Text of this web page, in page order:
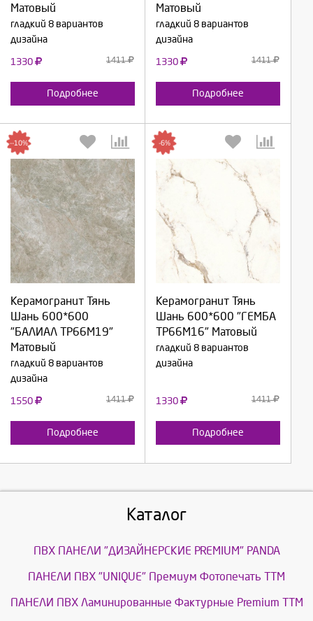
Матовый
гладкий 8 вариантов
дизайна
1330 1411
Подробнее
Матовый
гладкий 8 вариантов
дизайна
1330 1411
Подробнее
Керамогранит Тянь
Шань 600*600
"БАЛИАЛ TP66M19"
Матовый
гладкий 8 вариантов
дизайна
--10%
1550 1411
Подробнее
Выберите количество:
Продолжить
Керамогранит Тянь
Шань 600*600 "ГЕМБА
TP66M16" Матовый
гладкий 8 вариантов
дизайна
-6%
1330 1411
Подробнее
Выберите количество:
Продолжить
Отмена
Каталог
ПВХ ПАНЕЛИ "ДИЗАЙНЕРСКИЕ PREMIUM" PANDA
ПАНЕЛИ ПВХ "UNIQUE" Премиум Фотопечать ТТМ
ПАНЕЛИ ПВХ Ламинированные Фактурные Premium ТТМ